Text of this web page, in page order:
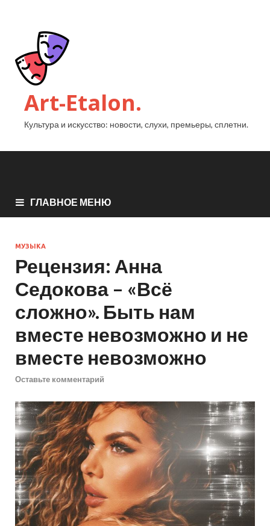
Art-Etalon.
Культура и искусство: новости, слухи, премьеры, сплетни.
ГЛАВНОЕ МЕНЮ
МУЗЫКА
Рецензия: Анна
Седокова – «Всё
сложно». Быть нам
вместе невозможно и не
вместе невозможно
Оставьте комментарий